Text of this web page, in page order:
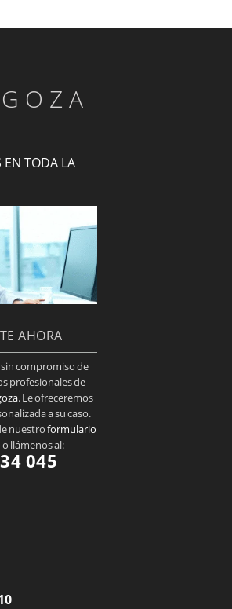
TODA LA
AHORA
compromiso de
profesionales de
. Le ofreceremos
a su caso.
nuestroformulario
o llámenos al:
045